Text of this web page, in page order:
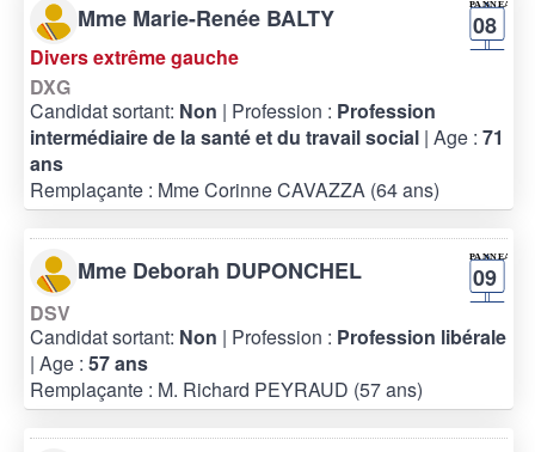
Mme Marie-Renée BALTY 08
Divers extrême gauche
DXG
Candidat sortant: Non | Profession : Profession
intermédiaire de la santé et du travail social | Age : 71
ans
Remplaçante : Mme Corinne CAVAZZA (64 ans)
Mme Deborah DUPONCHEL 09
DSV
Candidat sortant: Non | Profession : Profession libérale
| Age : 57 ans
Remplaçante : M. Richard PEYRAUD (57 ans)